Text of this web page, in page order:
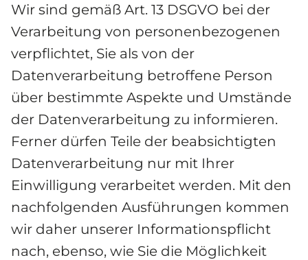
Wir sind gemäß Art. 13 DSGVO bei der
Verarbeitung von personenbezogenen
verpflichtet, Sie als von der
Datenverarbeitung betroffene Person
über bestimmte Aspekte und Umstände
der Datenverarbeitung zu informieren.
Ferner dürfen Teile der beabsichtigten
Datenverarbeitung nur mit Ihrer
Einwilligung verarbeitet werden. Mit den
nachfolgenden Ausführungen kommen
wir daher unserer Informationspflicht
nach, ebenso, wie Sie die Möglichkeit